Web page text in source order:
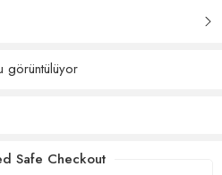
görüntülüyor
Safe Checkout